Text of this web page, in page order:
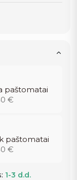
paštomatai
€
paštomatai
€
1-3 d.d.